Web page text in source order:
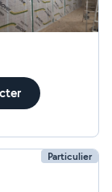
Particulier